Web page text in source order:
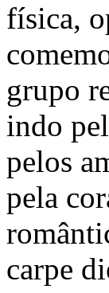
física,
grupo
indo
pelos
pela
carpe